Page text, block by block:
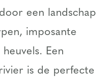
een landschap
imposante
Een
is de perfecte